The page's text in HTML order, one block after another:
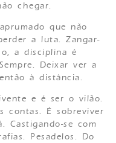
chegar.
que não
a luta. Zangar-
a disciplina é
Deixar ver a
à distância.
e é ser o vilão.
contas. É sobreviver
Castigando-se com
Pesadelos. Do